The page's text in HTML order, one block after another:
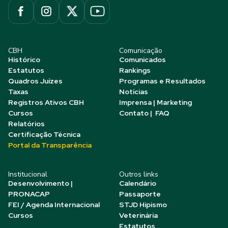
CBH
Histórico
Estatutos
Quadros Juízes
Taxas
Registros Ativos CBH
Cursos
Relatórios
Certificação Técnica
Portal da Transparência
Comunicação
Comunicados
Rankings
Programas e Resultados
Notícias
Imprensa | Marketing
Contato | FAQ
Institucional
Desenvolvimento |
PRONACAP
FEI / Agenda Internacional
Cursos
Outros links
Calendário
Passaporte
STJD Hipismo
Veterinária
Estatutos